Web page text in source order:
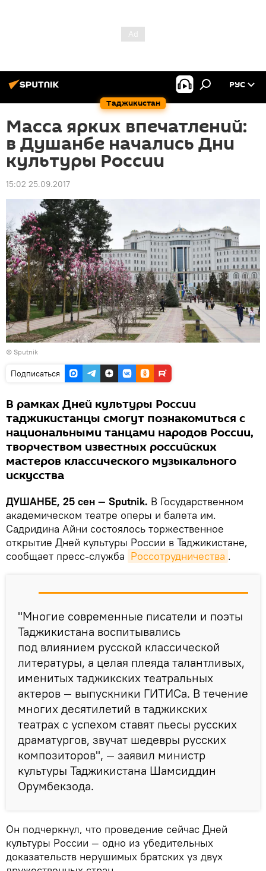
Таджикистан
РУС
Масса ярких впечатлений:
в Душанбе начались Дни
культуры России
15:02 25.09.2017
© Sputnik
Подписаться
В рамках Дней культуры России
таджикистанцы смогут познакомиться с
национальными танцами народов России,
творчеством известных российских
мастеров классического музыкального
искусства
ДУШАНБЕ, 25 сен — Sputnik. В Государственном
академическом театре оперы и балета им.
Садридина Айни состоялось торжественное
открытие Дней культуры России в Таджикистане,
сообщает пресс-служба Россотрудничества .
"Многие современные писатели и поэты
Таджикистана воспитывались
под влиянием русской классической
литературы, а целая плеяда талантливых,
именитых таджикских театральных
актеров — выпускники ГИТИСа. В течение
многих десятилетий в таджикских
театрах с успехом ставят пьесы русских
драматургов, звучат шедевры русских
композиторов", — заявил министр
культуры Таджикистана Шамсиддин
Орумбекзода.
Он подчеркнул, что проведение сейчас Дней
культуры России — одно из убедительных
доказательств нерушимых братских уз двух